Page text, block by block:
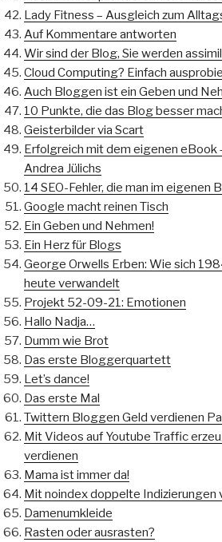
Lady Fitness – Ausgleich zum
Auf Kommentare antworten
Wir sind der Blog, Sie werden
Cloud Computing? Einfach
Auch Bloggen ist ein Geben und
10 Punkte, die das Blog besser
Geisterbilder via Scart
Erfolgreich mit dem eigenen eBook
Andrea Jülichs
14 SEO-Fehler, die man im eigenen
Google macht reinen Tisch
Ein Geben und Nehmen!
Ein Herz für Blogs
George Orwells Erben: Wie sich
heute verwandelt
Projekt 52-09-21: Emotionen
Hallo Nadja…
Dumm wie Brot
Das erste Bloggerquartett
Let’s dance!
Das erste Mal
Twittern Bloggen Geld verdienen
Mit Videos auf Youtube Traffic
verdienen
Mama ist immer da!
Mit noindex doppelte Indizierungen
Damenumkleide
Rasten oder ausrasten?